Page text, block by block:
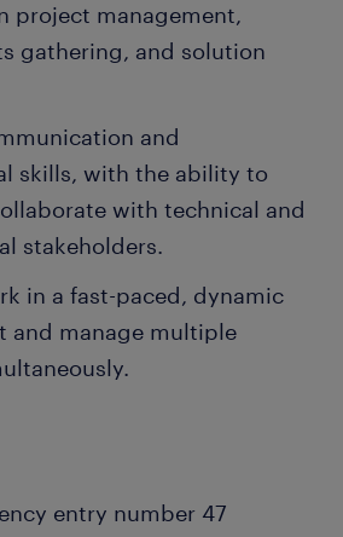
project management,
gathering, and solution
and
skills, with the ability to
with technical and
stakeholders.
in a fast-paced, dynamic
and manage multiple
entry number 47